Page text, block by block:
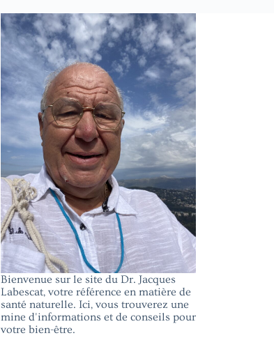
Bienvenue sur le site du Dr. Jacques
Labescat, votre référence en matière de
santé naturelle. Ici, vous trouverez une
mine d'informations et de conseils pour
votre bien-être.